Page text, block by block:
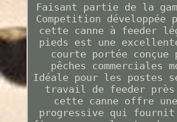
Faisant partie de la
Competition développée
cette canne à feeder
pieds est une
courte portée conçue
pêches commerciales
Idéale pour les postes
travail de feeder près
cette canne offre
progressive qui